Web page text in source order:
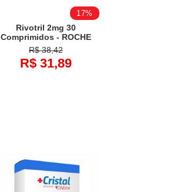
17%
Rivotril 2mg 30
Comprimidos - ROCHE
R$ 38,42
R$ 31,89